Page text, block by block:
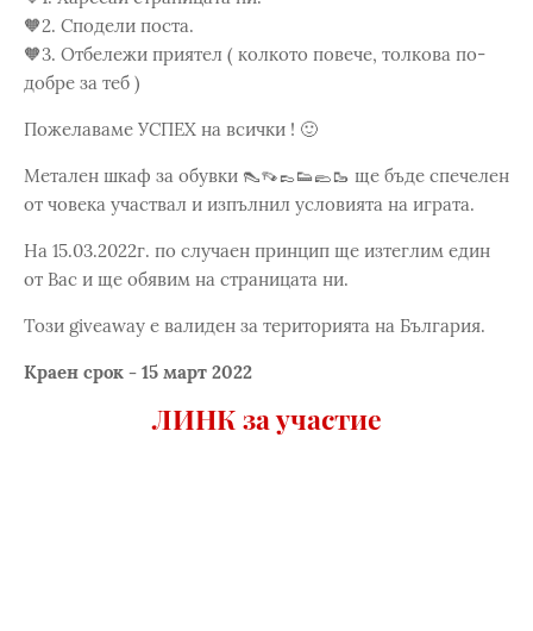
🧡2. Сподели поста.
🧡3. Отбележи приятел ( колкото повече, толкова по-
добре за теб )
Пожелаваме УСПЕХ на всички ! 🙂
Метален шкаф за обувки 👠👡👞👟🥿🥾 ще бъде спечелен
от човека участвал и изпълнил условията на играта.
На 15.03.2022г. по случаен принцип ще изтеглим един
от Вас и ще обявим на страницата ни.
Този giveaway е валиден за територията на България.
Краен срок - 15 март 2022
ЛИНК за участие